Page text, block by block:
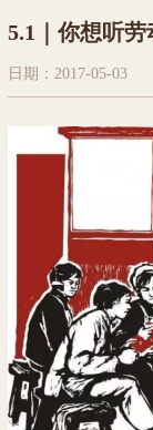
5.1｜你想听劳
日期：2017-05-03